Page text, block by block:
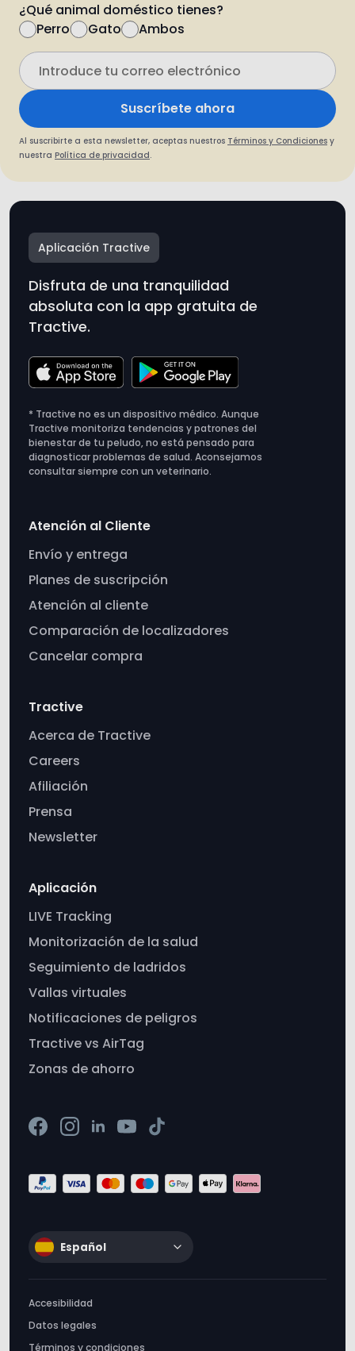
¿Qué animal doméstico tienes?
Perro
Gato Ambos
Suscríbete ahora
Al suscribirte a esta newsletter, aceptas nuestros Términos y Condiciones y
nuestra Política de privacidad.
Aplicación Tractive
Disfruta de una tranquilidad
absoluta con la app gratuita de
Tractive.
* Tractive no es un dispositivo médico. Aunque
Tractive monitoriza tendencias y patrones del
bienestar de tu peludo, no está pensado para
diagnosticar problemas de salud. Aconsejamos
consultar siempre con un veterinario.
Atención al Cliente
Envío y entrega
Planes de suscripción
Atención al cliente
Comparación de localizadores
Cancelar compra
Tractive
Acerca de Tractive
Careers
Afiliación
Prensa
Newsletter
Aplicación
LIVE Tracking
Monitorización de la salud
Seguimiento de ladridos
Vallas virtuales
Notificaciones de peligros
Tractive vs AirTag
Zonas de ahorro
Español
Accesibilidad
Datos legales
Términos y condiciones